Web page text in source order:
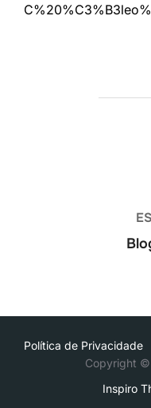
Política de Privacidade
Copyright ©
Inspiro